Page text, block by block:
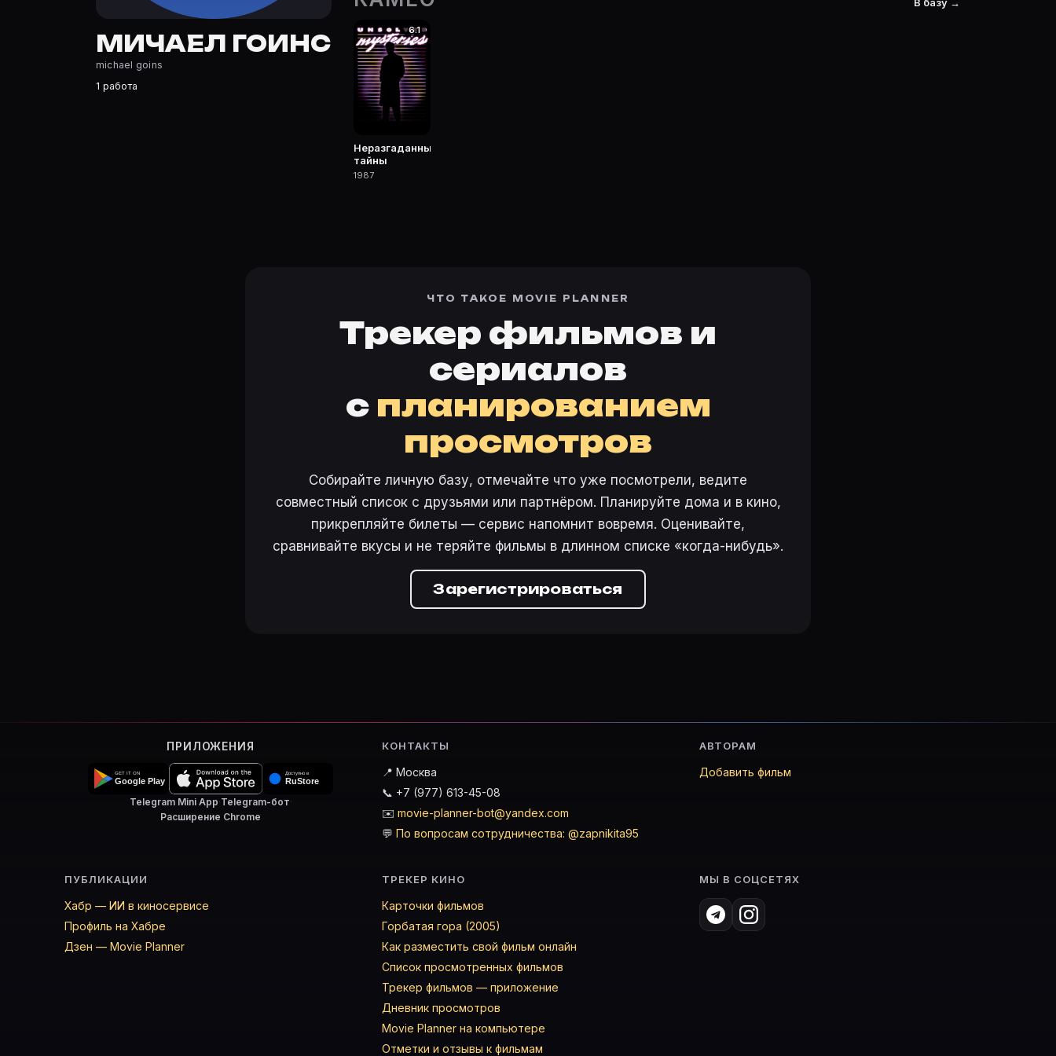
Где открыть фильмографию Мичаел Гоинс?
На Movie Planner: https://movie-planner.ru/s/7177405 — фильмы, сериалы, роли и фото.
МИЧАЕЛ ГОИНС
michael goins
1 работа
6.1
Неразгаданные
тайны
1987
ЧТО ТАКОЕ MOVIE PLANNER
Трекер фильмов и
сериалов
с планированием
просмотров
Собирайте личную базу, отмечайте что уже посмотрели, ведите
совместный список с друзьями или партнёром. Планируйте дома и в кино,
прикрепляйте билеты — сервис напомнит вовремя. Оценивайте,
сравнивайте вкусы и не теряйте фильмы в длинном списке «когда-нибудь».
Зарегистрироваться
ПРИЛОЖЕНИЯ
Telegram Mini App·Telegram-бот·
Расширение Chrome
КОНТАКТЫ
📍 Москва
📞 +7 (977) 613-45-08
✉️ movie-planner-bot@yandex.com
💬 По вопросам сотрудничества: @zapnikita95
АВТОРАМ
Добавить фильм
ПУБЛИКАЦИИ
Хабр — ИИ в киносервисе
Профиль на Хабре
Дзен — Movie Planner
ТРЕКЕР КИНО
Карточки фильмов
Горбатая гора (2005)
Как разместить свой фильм онлайн
Список просмотренных фильмов
Трекер фильмов — приложение
Дневник просмотров
Movie Planner на компьютере
Отметки и отзывы к фильмам
МЫ В СОЦСЕТЯХ